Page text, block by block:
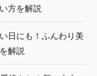
方を解説
日にも！ふんわり美
解説